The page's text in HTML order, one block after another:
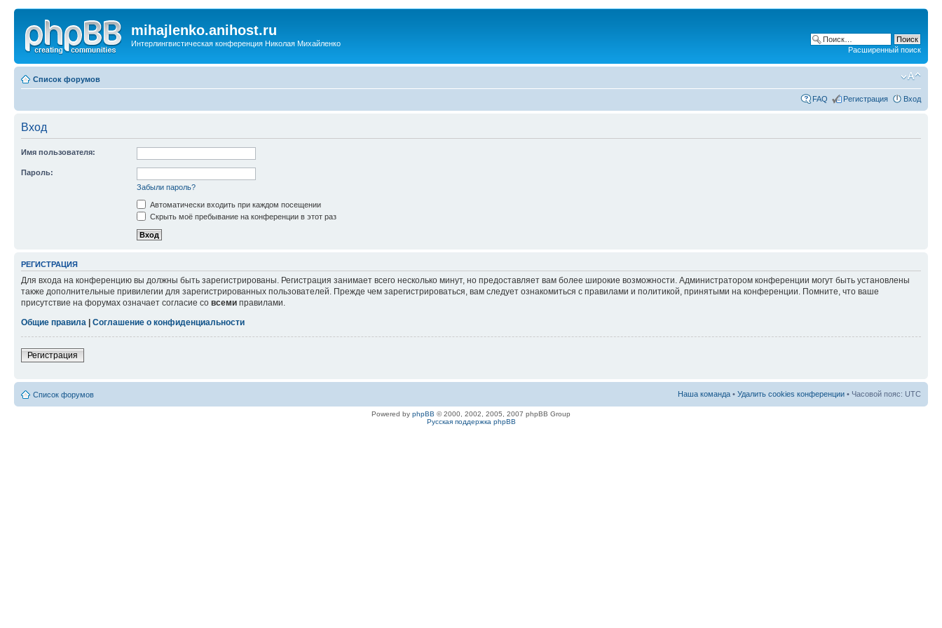
mihajlenko.anihost.ru
Интерлингвистическая конференция Николая Михайленко
Расширенный поиск
Список форумов
FAQ Регистрация Вход
Вход
Имя пользователя:
Пароль:
Забыли пароль?
Автоматически входить при каждом посещении
Скрыть моё пребывание на конференции в этот раз
РЕГИСТРАЦИЯ
Для входа на конференцию вы должны быть зарегистрированы. Регистрация занимает всего несколько минут, но предоставляет вам более широкие возможности. Администратором конференции могут быть установлены
также дополнительные привилегии для зарегистрированных пользователей. Прежде чем зарегистрироваться, вам следует ознакомиться с правилами и политикой, принятыми на конференции. Помните, что ваше
присутствие на форумах означает согласие со всеми правилами.
Общие правила
Соглашение о конфиденциальности
Регистрация
Список форумов Наша команда • Удалить cookies конференции • Часовой пояс: UTC
Powered by phpBB © 2000, 2002, 2005, 2007 phpBB Group
Русская поддержка phpBB